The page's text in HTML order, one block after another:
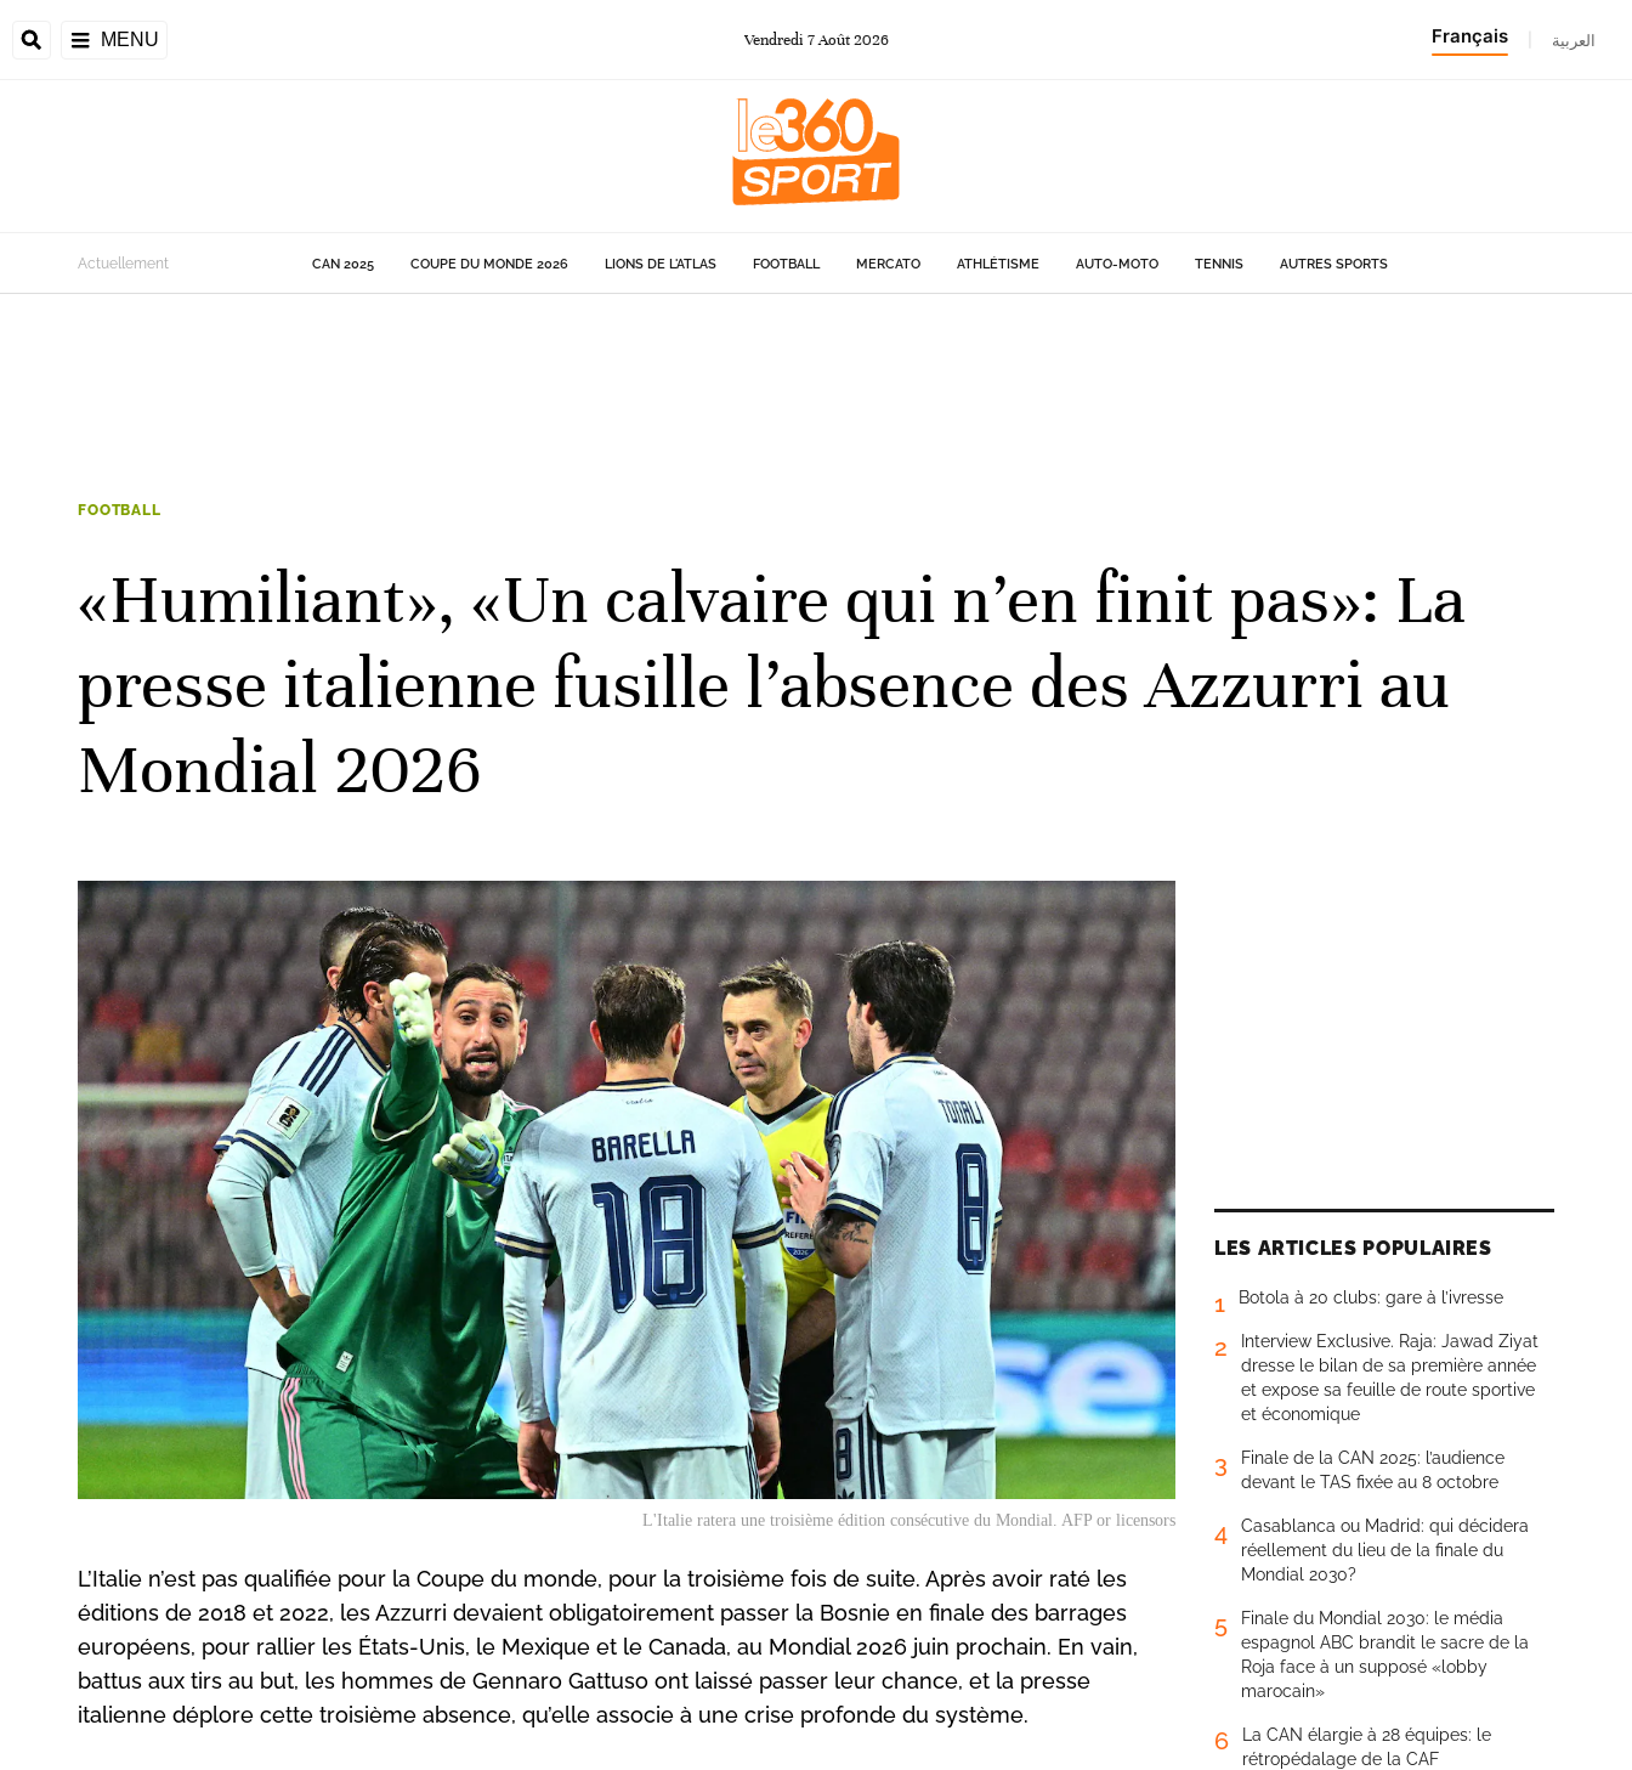
MENU Vendredi 7Août 2026 Français العربية
de la CAF
Actuellement CAN 2025 COUPE DU MONDE 2026 LIONS DE L'ATLAS FOOTBALL MERCATO ATHLÉTISME AUTO-MOTO TENNIS AUTRES SPORTS
FOOTBALL
«Humiliant», «Un calvaire qui n’en finit pas»: La
presse italienne fusille l’absence des Azzurri au
Mondial 2026
L'Italie ratera une troisième édition consécutive du Mondial. AFP or licensors
L’Italie n’est pas qualifiée pour la Coupe du monde, pour la troisième fois de suite. Après avoir raté les
éditions de 2018 et 2022, les Azzurri devaient obligatoirement passer la Bosnie en finale des barrages
européens, pour rallier les États-Unis, le Mexique et le Canada, au Mondial 2026 juin prochain. En vain,
battus aux tirs au but, les hommes de Gennaro Gattuso ont laissé passer leur chance, et la presse
italienne déplore cette troisième absence, qu’elle associe à une crise profonde du système.
LES ARTICLES POPULAIRES
1 Botola à 20 clubs: gare à l’ivresse
2
Interview Exclusive. Raja: Jawad Ziyat
dresse le bilan de sa première année
et expose sa feuille de route sportive
et économique
3
Finale de la CAN 2025: l’audience
devant le TAS fixée au 8 octobre
4
Casablanca ou Madrid: qui décidera
réellement du lieu de la finale du
Mondial 2030?
5
Finale du Mondial 2030: le média
espagnol ABC brandit le sacre de la
Roja face à un supposé «lobby
marocain»
6
La CAN élargie à 28 équipes: le
rétropédalage de la CAF